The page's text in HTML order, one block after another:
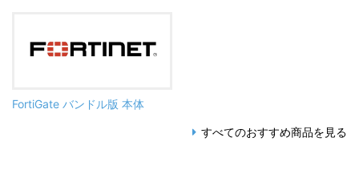
FortiGate バンドル版 本体
すべてのおすすめ商品を見る